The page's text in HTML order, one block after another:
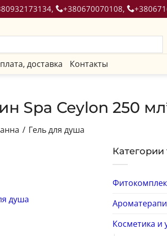
+380670070108,
доставка Контакты
Spa Ceylon 250
/ Гель для душа
Категории
Косметика и
душа